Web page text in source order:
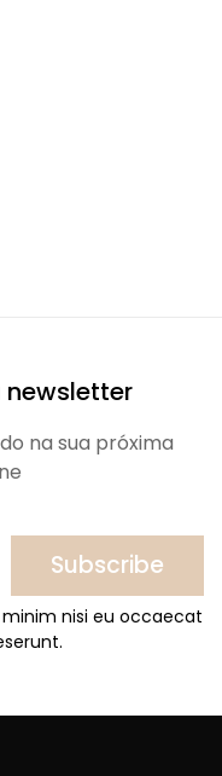
newsletter
na sua próxima
Subscribe
nisi eu occaecat